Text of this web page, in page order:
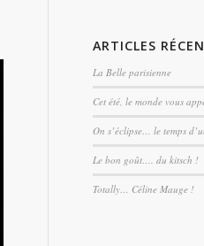
ARTICLES
La Belle parisienne
Cet été, le monde vous
On s’éclipse… le temps
Le bon goût…. du kitsch !
Totally… Céline Mauge !